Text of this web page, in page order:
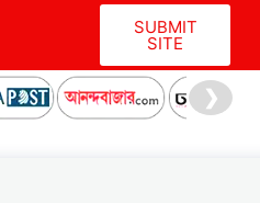
SUBMIT
SITE
❯